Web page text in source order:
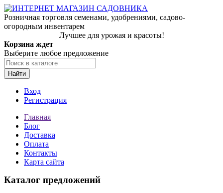
Розничная торговля семенами, удобрениями, садово-
огородным инвентарем
Лучшее для урожая и красоты!
Корзина ждет
Выберите любое предложение
Найти
Вход
Регистрация
Главная
Блог
Доставка
Оплата
Контакты
Карта сайта
Каталог предложений